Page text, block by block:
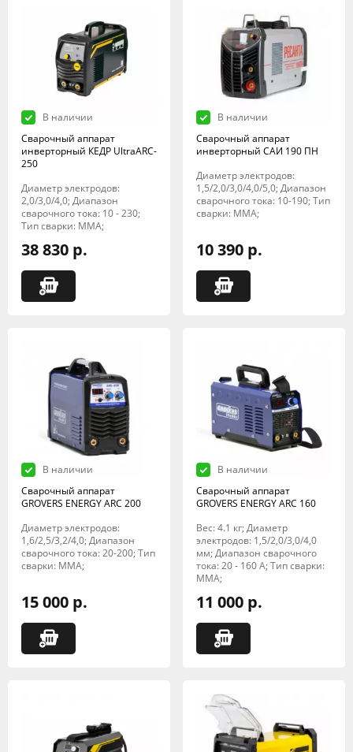
В наличии
Сварочный аппарат
инверторный КЕДР UltraARC-
250
Диаметр электродов:
2,0/3,0/4,0; Диапазон
сварочного тока: 10 - 230;
Тип сварки: MMA;
38 830 р.
В наличии
Сварочный аппарат
инверторный САИ 190 ПН
Диаметр электродов:
1,5/2,0/3,0/4,0/5,0; Диапазон
сварочного тока: 10-190; Тип
сварки: MMA;
10 390 р.
В наличии
Сварочный аппарат
GROVERS ENERGY ARC 200
Диаметр электродов:
1,6/2,5/3,2/4,0; Диапазон
сварочного тока: 20-200; Тип
сварки: MMA;
15 000 р.
В наличии
Сварочный аппарат
GROVERS ENERGY ARC 160
Вес: 4.1 кг; Диаметр
электродов: 1,5/2,0/3,0/4,0
мм; Диапазон сварочного
тока: 20 - 160 А; Тип сварки:
MMA;
11 000 р.